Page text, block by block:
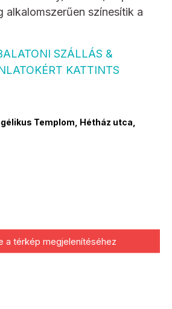
alkalomszerűen színesítik a
SZÁLLÁS &
KATTINTS
Templom, Hétház utca,
a térkép megjelenítéséhez